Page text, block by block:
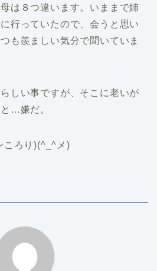
は８つ違います。いままで姉
行っていたので、会うと思い
も羨ましい気分で聞いていま
しい事ですが、そこに老いが
…嫌だ。
ころり)(^_^メ)